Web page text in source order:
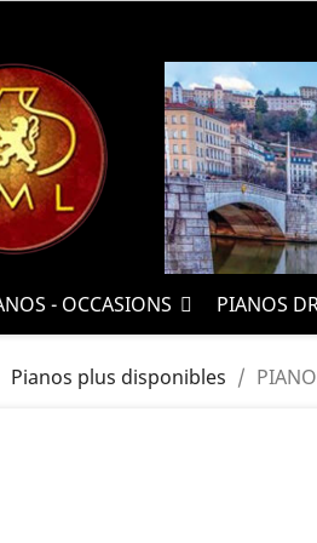
- OCCASIONS PIANOS
Pianos plus disponibles